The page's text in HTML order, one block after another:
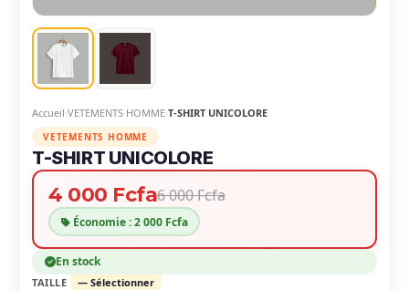
Accueil VETEMENTS HOMME T-SHIRT UNICOLORE
VETEMENTS HOMME
T-SHIRT UNICOLORE
4 000 Fcfa6 000 Fcfa
Économie : 2 000 Fcfa
En stock
TAILLE — Sélectionner